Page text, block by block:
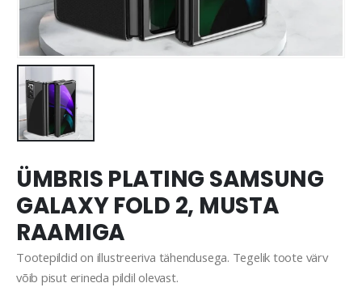
ÜMBRIS PLATING SAMSUNG
GALAXY FOLD 2, MUSTA
RAAMIGA
Tootepildid on illustreeriva tähendusega. Tegelik toote värv
võib pisut erineda pildil olevast.